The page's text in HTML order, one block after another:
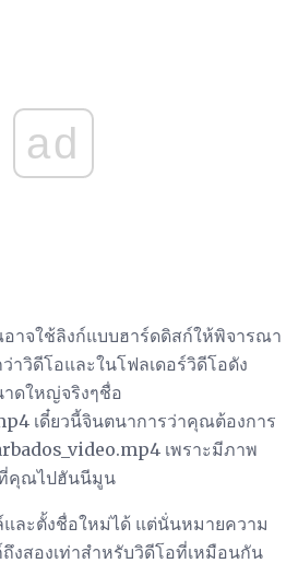
ad
าจใช้ลิงก์แบบฮาร์ดดิสก์ให้พิจารณา
าวิดีโอและในโฟลเดอร์วิดีโอดัง
ดใหญ่จริงๆชื่อ
เดี๋ยวนี้จินตนาการว่าคุณต้องการ
เพราะมีภาพ
ที่คุณไปฮันนีมูน
ละตั้งชื่อใหม่ได้ แต่นั่นหมายความ
สองเท่าสำหรับวิดีโอที่เหมือนกัน